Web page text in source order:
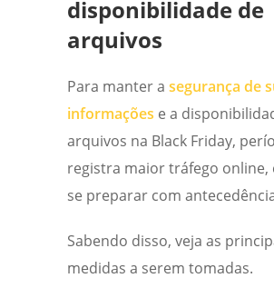
disponibilidade de
arquivos
Para manter a segurança de
informações e a
arquivos na Black Friday,
registra maior tráfego online,
se preparar com
Sabendo disso, veja as
medidas a serem tomadas.